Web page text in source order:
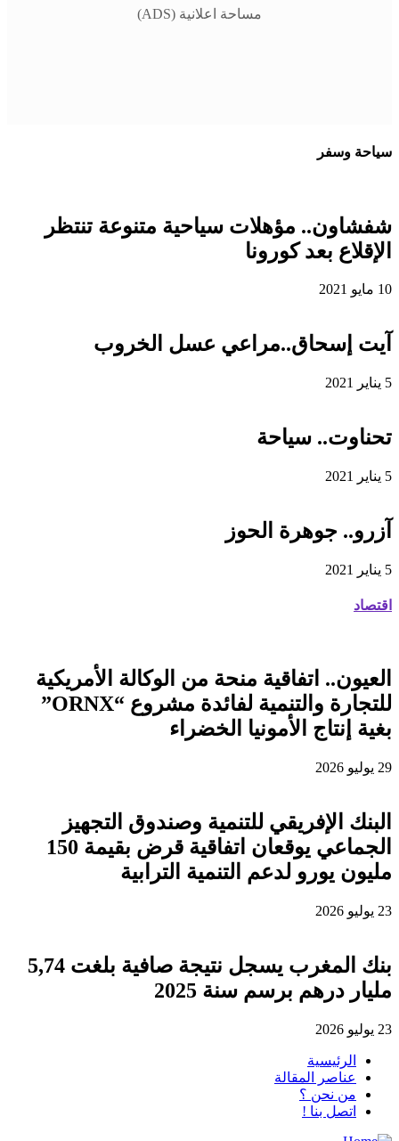
مساحة اعلانية (ADS)
سياحة وسفر
شفشاون.. مؤهلات سياحية متنوعة تنتظر
الإقلاع بعد كورونا
10 مايو 2021
آيت إسحاق..مراعي عسل الخروب
5 يناير 2021
تحناوت.. سياحة
5 يناير 2021
آزرو.. جوهرة الحوز
5 يناير 2021
اقتصاد
العيون.. اتفاقية منحة من الوكالة الأمريكية
للتجارة والتنمية لفائدة مشروع “ORNX”
بغية إنتاج الأمونيا الخضراء
29 يوليو 2026
البنك الإفريقي للتنمية وصندوق التجهيز
الجماعي يوقعان اتفاقية قرض بقيمة 150
مليون يورو لدعم التنمية الترابية
23 يوليو 2026
بنك المغرب يسجل نتيجة صافية بلغت 5,74
مليار درهم برسم سنة 2025
23 يوليو 2026
الرئيسية
عناصر المقالة
من نحن ؟
اتصل بنا !